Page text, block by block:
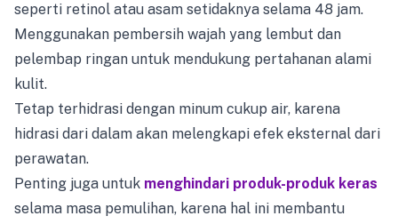
seperti retinol atau asam setidaknya selama 48 jam.
Menggunakan pembersih wajah yang lembut dan
pelembap ringan untuk mendukung pertahanan alami
kulit.
Tetap terhidrasi dengan minum cukup air, karena
hidrasi dari dalam akan melengkapi efek eksternal dari
perawatan.
Penting juga untuk menghindari produk-produk keras
selama masa pemulihan, karena hal ini membantu